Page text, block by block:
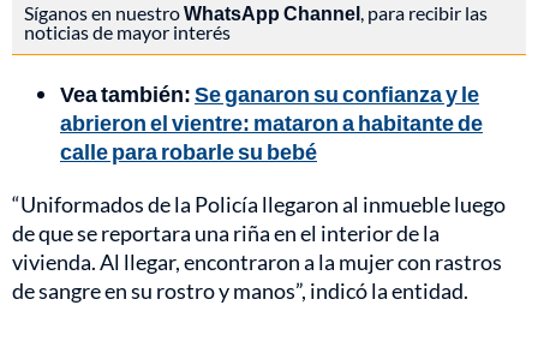
Síganos en nuestroWhatsApp Channel, para recibir las
noticias de mayor interés
Vea también:Se ganaron su confianza y le
abrieron el vientre: mataron a habitante de
calle para robarle su bebé
“Uniformados de la Policía llegaron al inmueble luego
de que se reportara una riña en el interior de la
vivienda. Al llegar, encontraron a la mujer con rastros
de sangre en su rostro y manos”, indicó la entidad.